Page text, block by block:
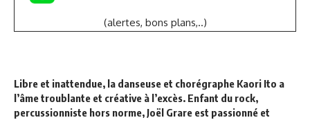
(alertes, bons plans,..)
Libre et inattendue, la danseuse et chorégraphe Kaori Ito a
l’âme troublante et créative à l’excès. Enfant du rock,
percussionniste hors norme, Joël Grare est passionné et